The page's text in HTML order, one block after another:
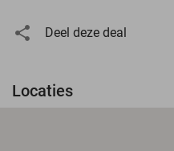
Deel deze deal
Locaties